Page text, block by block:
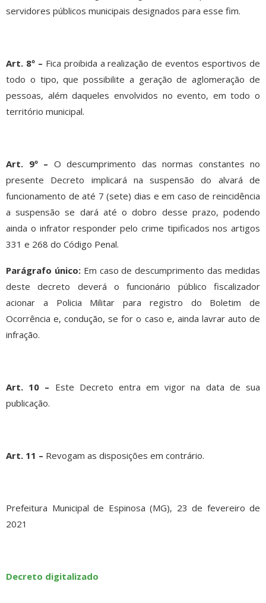
servidores públicos municipais designados para esse fim.
Art. 8º – Fica proibida a realização de eventos esportivos de
todo o tipo, que possibilite a geração de aglomeração de
pessoas, além daqueles envolvidos no evento, em todo o
território municipal.
Art. 9º – O descumprimento das normas constantes no
presente Decreto implicará na suspensão do alvará de
funcionamento de até 7 (sete) dias e em caso de reincidência
a suspensão se dará até o dobro desse prazo, podendo
ainda o infrator responder pelo crime tipificados nos artigos
331 e 268 do Código Penal.
Parágrafo único:Em caso de descumprimento das medidas
deste decreto deverá o funcionário público fiscalizador
acionar a Policia Militar para registro do Boletim de
Ocorrência e, condução, se for o caso e, ainda lavrar auto de
infração.
Art. 10 – Este Decreto entra em vigor na data de sua
publicação.
Art. 11 – Revogam as disposições em contrário.
Prefeitura Municipal de Espinosa (MG), 23 de fevereiro de
2021
Decreto digitalizado